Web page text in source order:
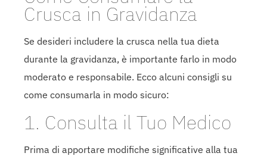
Crusca in Gravidanza
Se desideri includere la crusca nella tua dieta
durante la gravidanza, è importante farlo in modo
moderato e responsabile. Ecco alcuni consigli su
come consumarla in modo sicuro:
1. Consulta il Tuo Medico
Prima di apportare modifiche significative alla tua